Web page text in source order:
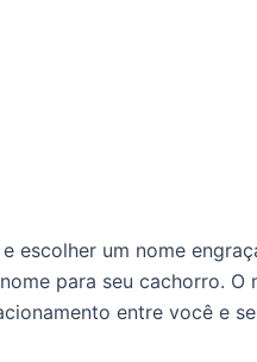
escolher um nome
para seu cachorro. O
entre você e